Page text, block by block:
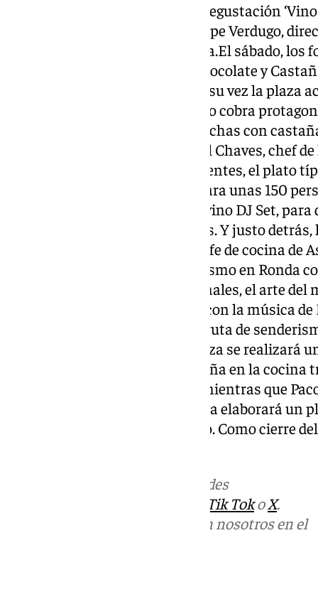
transformará en un taller con degustación
del Valle del Genal’ a cargo de Pepe Verdugo,
metros cuadrados de Benalauría.El sábado, los
taller infantil de ‘Cocina con Chocolate y
gerente de Confiteria Daver; y a su vez la plaza
gastronómico, en el que este año cobra
Golimbreo, que servirá tapas hechas con
plato fuerte será realizado Coral Chaves, chef
elaborará ayudada por los asistentes, el plato
caliente’, pero con castañas y para unas 150
el descanso lo amenizará Durovino DJ Set,
popular de recetas con castañas. Y justo
desarrollarán Antonio Alfaro, jefe de cocina de
vitivinicultora y guía de enoturismo en Ronda
directo ‘Cocina y vinos tradicionales, el arte del
programación del sábado llega con la música
para domingo, y como colofón, ruta de
en la que tras su llegada a la plaza se realizará
ellas y su uso junto con la castaña en la cocina
Micológico Havaral de Júzcar, mientras que
cocina de la Cónsula en Marbella elaborará un
productos de la zona y del otoño. Como cierre
en las redes
Tik TokoX.
Puedes ponerte en contacto con nosotros en el